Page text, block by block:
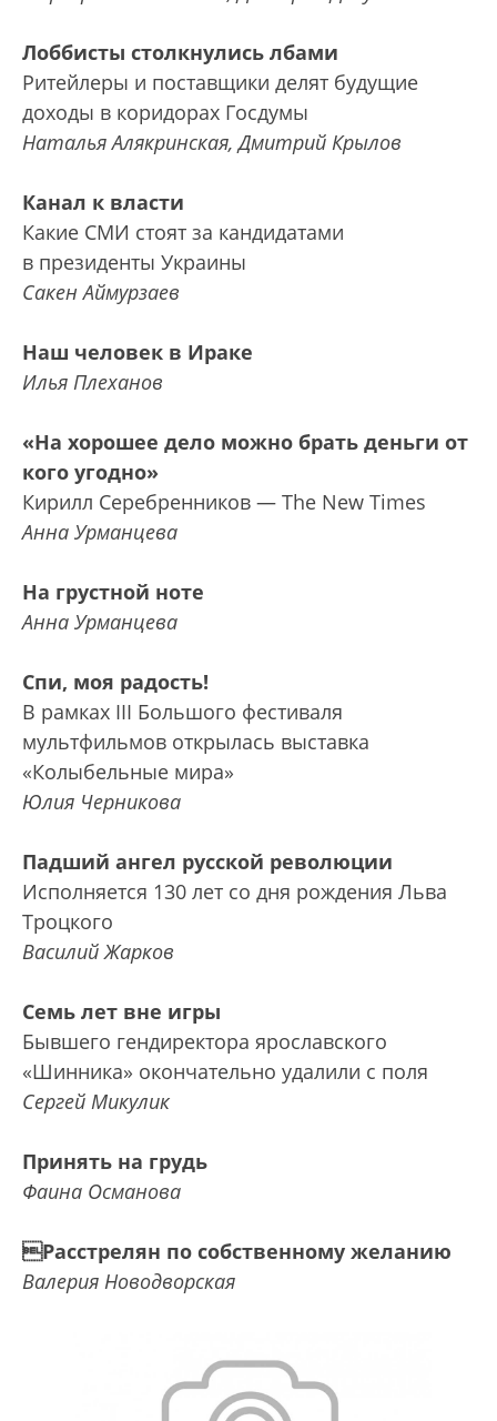
Лоббисты столкнулись лбами
Ритейлеры и поставщики делят будущие
доходы в коридорах Госдумы
Наталья Алякринская, Дмитрий Крылов
Канал к власти
Какие СМИ стоят за кандидатами
в президенты Украины
Сакен Аймурзаев
Наш человек в Ираке
Илья Плеханов
«На хорошее дело можно брать деньги от
кого угодно»
Кирилл Серебренников — The New Times
Анна Урманцева
На грустной ноте
Анна Урманцева
Спи, моя радость!
В рамках III Большого фестиваля
мультфильмов открылась выставка
«Колыбельные мира»
Юлия Черникова
Падший ангел русской революции
Исполняется 130 лет со дня рождения Льва
Троцкого
Василий Жарков
Семь лет вне игры
Бывшего гендиректора ярославского
«Шинника» окончательно удалили с поля
Сергей Микулик
Принять на грудь
Фаина Османова
Расстрелян по собственному желанию
Валерия Новодворская